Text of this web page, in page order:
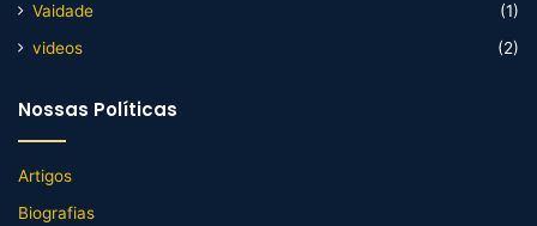
Vaidade
(1)
videos
(2)
Nossas Políticas
Artigos
Biografias